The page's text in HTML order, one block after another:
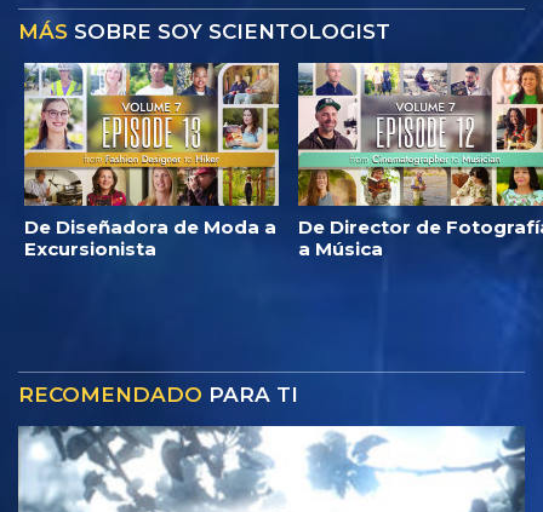
MÁS SOBRE SOY SCIENTOLOGIST
De Diseñadora de Moda a
Excursionista
De Director de
a Música
RECOMENDADO PARA TI